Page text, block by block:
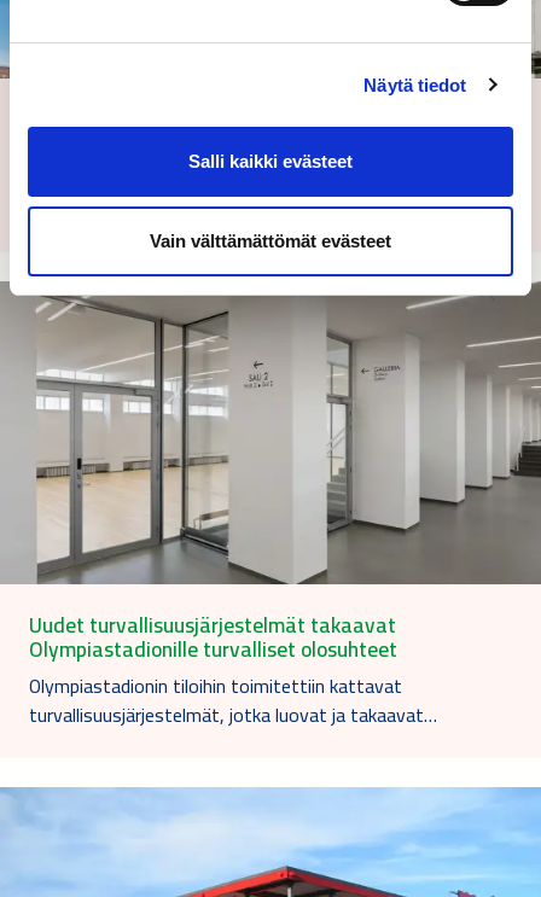
Näytä tiedot
Salli kaikki evästeet
Vain välttämättömät evästeet
Energiamanagerointia ja etähallintaa Kevalle yli
Keva säästi ensimmäisen vuoden aikana yli 550 000 euroa
vähentämällä kiinteistöjensä energian- ja…
Uudet turvallisuusjärjestelmät takaavat
Olympiastadionille turvalliset olosuhteet
Olympiastadionin tiloihin toimitettiin kattavat
turvallisuusjärjestelmät, jotka luovat ja takaavat…